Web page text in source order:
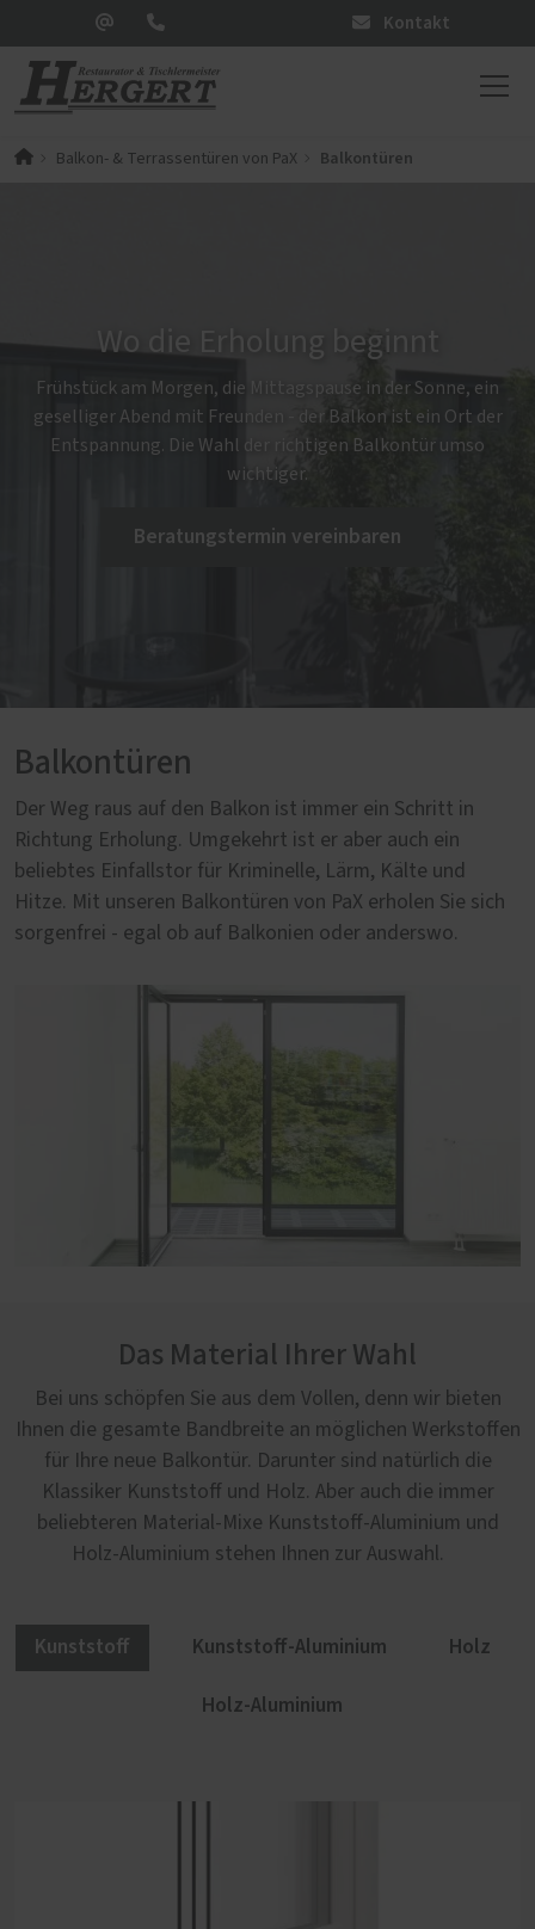
Kontakt
Balkon- & Terrassentüren von PaX Balkontüren
Wo die Erholung beginnt
Frühstück am Morgen, die Mittagspause in der Sonne, ein
geselliger Abend mit Freunden - der Balkon ist ein Ort der
Entspannung. Die Wahl der richtigen Balkontür umso
wichtiger.
Beratungstermin vereinbaren
Balkontüren
Der Weg raus auf den Balkon ist immer ein Schritt in
Richtung Erholung. Umgekehrt ist er aber auch ein
beliebtes Einfallstor für Kriminelle, Lärm, Kälte und
Hitze. Mit unseren Balkontüren von PaX erholen Sie sich
sorgenfrei - egal ob auf Balkonien oder anderswo.
Das Material Ihrer Wahl
Bei uns schöpfen Sie aus dem Vollen, denn wir bieten
Ihnen die gesamte Bandbreite an möglichen Werkstoffen
für Ihre neue Balkontür. Darunter sind natürlich die
Klassiker Kunststoff und Holz. Aber auch die immer
beliebteren Material-Mixe Kunststoff-Aluminium und
Holz-Aluminium stehen Ihnen zur Auswahl.
Kunststoff Kunststoff-Aluminium
Holz
Holz-Aluminium